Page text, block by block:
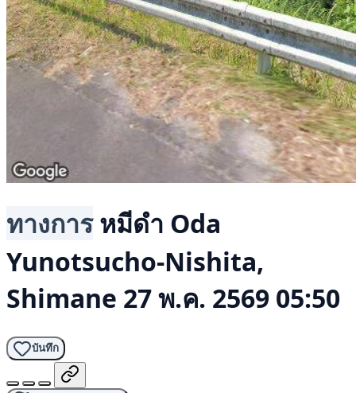
ทางการ หมีดำ Oda
Yunotsucho-Nishita,
Shimane 27 พ.ค. 2569 05:50
บันทึก